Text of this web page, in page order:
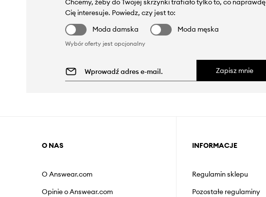
Chcemy, żeby do Twojej skrzynki trafiało tylko to, co naprawdę
Cię interesuje. Powiedz, czy jest to:
Moda damska
Moda męska
Wybór oferty jest opcjonalny
Zapisz mnie
O NAS
O Answear.com
Opinie o Answear.com
INFORMACJE
Regulamin sklepu
Pozostałe regulaminy